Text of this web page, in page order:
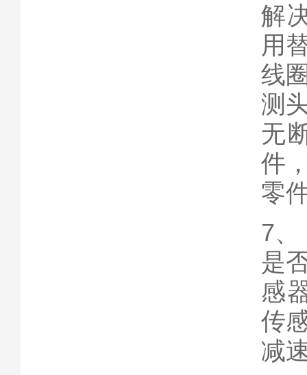
解
用
线
测
无
件
零
7、
是
感
传
减